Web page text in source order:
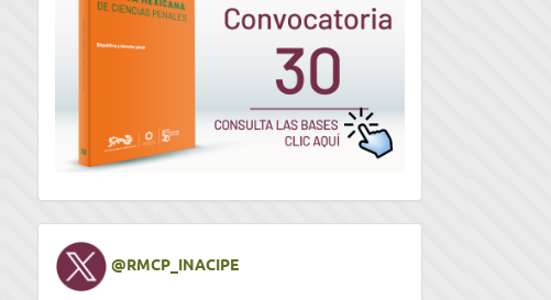
Twitter@RMCP_INACIPE